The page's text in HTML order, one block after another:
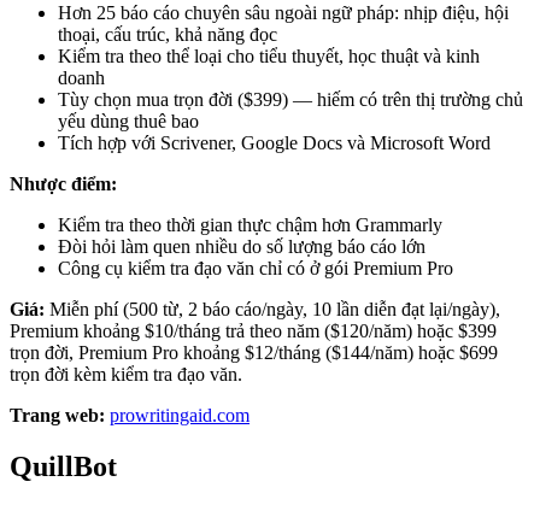
Hơn 25 báo cáo chuyên sâu ngoài ngữ pháp: nhịp điệu, hội
thoại, cấu trúc, khả năng đọc
Kiểm tra theo thể loại cho tiểu thuyết, học thuật và kinh
doanh
Tùy chọn mua trọn đời ($399) — hiếm có trên thị trường chủ
yếu dùng thuê bao
Tích hợp với Scrivener, Google Docs và Microsoft Word
Nhược điểm:
Kiểm tra theo thời gian thực chậm hơn Grammarly
Đòi hỏi làm quen nhiều do số lượng báo cáo lớn
Công cụ kiểm tra đạo văn chỉ có ở gói Premium Pro
Giá: Miễn phí (500 từ, 2 báo cáo/ngày, 10 lần diễn đạt lại/ngày),
Premium khoảng $10/tháng trả theo năm ($120/năm) hoặc $399
trọn đời, Premium Pro khoảng $12/tháng ($144/năm) hoặc $699
trọn đời kèm kiểm tra đạo văn.
Trang web: prowritingaid.com
QuillBot